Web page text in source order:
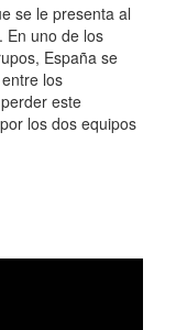
se le presenta al
En uno de los
España se
los
este
los dos equipos